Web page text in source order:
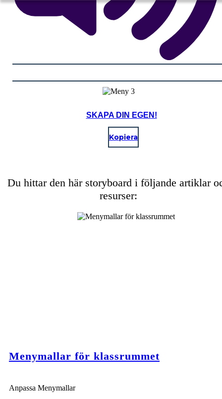
SKAPA DIN EGEN!
Kopiera
Du hittar den här storyboard i följande artiklar
resurser:
Menymallar för klassrummet
Anpassa Menymallar